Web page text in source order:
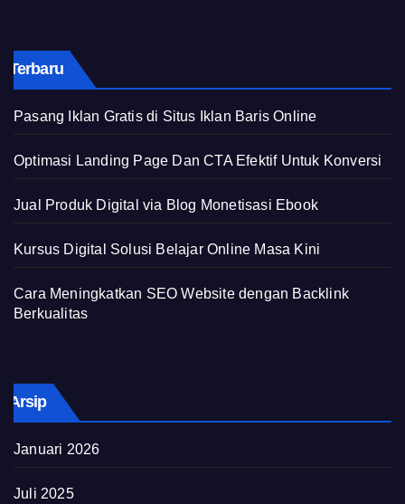
Terbaru
Pasang Iklan Gratis di Situs Iklan Baris Online
Optimasi Landing Page Dan CTA Efektif Untuk Konversi
Jual Produk Digital via Blog Monetisasi Ebook
Kursus Digital Solusi Belajar Online Masa Kini
Cara Meningkatkan SEO Website dengan Backlink
Berkualitas
Arsip
Januari 2026
Juli 2025